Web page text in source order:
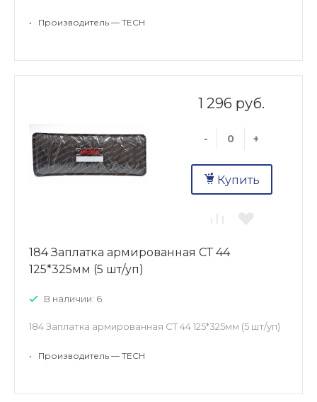
• Производитель — TECH
1 296 руб.
- +
Купить
184 Заплатка армированная СТ 44
125*325мм (5 шт/уп)
В наличии: 6
184 Заплатка армированная СТ 44 125*325мм (5 шт/уп)
• Производитель — TECH